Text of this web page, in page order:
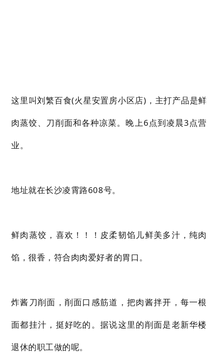
这里叫刘繁百食(火星安置房小区店)，主打产品是鲜
肉蒸饺、刀削面和各种凉菜。晚上6点到凌晨3点营
业。
地址就在长沙凌霄路608号。
鲜肉蒸饺，喜欢！！！皮柔韧馅儿鲜美多汁，纯肉
馅，很香，符合肉肉爱好者的胃口。
炸酱刀削面，削面口感筋道，把肉酱拌开，每一根
面都挂汁，挺好吃的。据说这里的削面是老新华楼
退休的职工做的呢。